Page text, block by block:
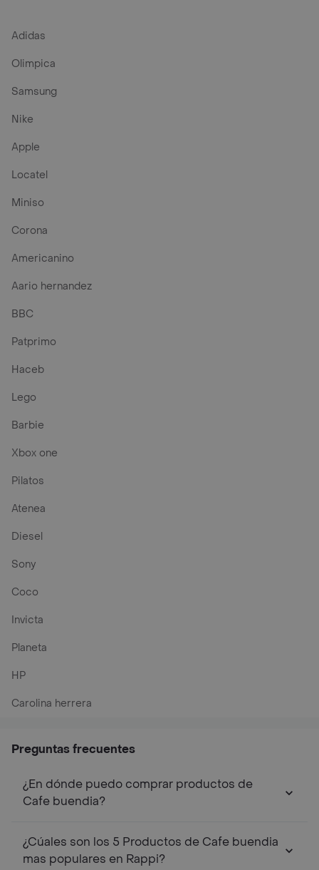
Adidas
Olimpica
Samsung
Nike
Apple
Locatel
Miniso
Corona
Americanino
Aario hernandez
BBC
Patprimo
Haceb
Lego
Barbie
Xbox one
Pilatos
Atenea
Diesel
Sony
Coco
Invicta
Planeta
HP
Carolina herrera
Preguntas frecuentes
¿En dónde puedo comprar productos de
Cafe buendia?
¿Cúales son los 5 Productos de Cafe buendia
mas populares en Rappi?